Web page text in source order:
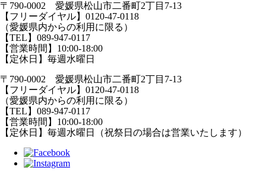
〒790-0002 愛媛県松山市二番町2丁目7-13
【フリーダイヤル】0120-47-0118
（愛媛県内からの利用に限る）
【TEL】089-947-0117
【営業時間】10:00-18:00
【定休日】毎週水曜日
〒790-0002 愛媛県松山市二番町2丁目7-13
【フリーダイヤル】0120-47-0118
（愛媛県内からの利用に限る）
【TEL】089-947-0117
【営業時間】10:00-18:00
【定休日】毎週水曜日（祝祭日の場合は営業いたします）